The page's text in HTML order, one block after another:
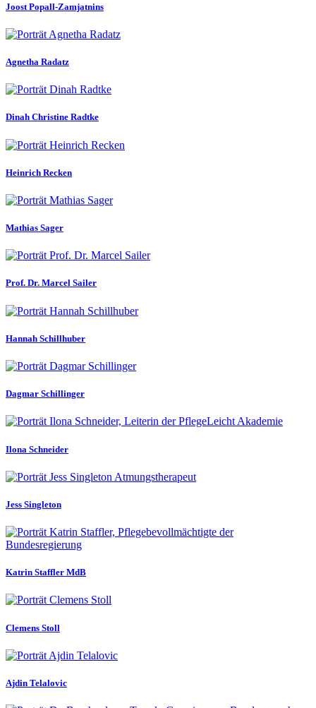
Joost Popall-Zamjatnins
Agnetha Radatz
Dinah Christine Radtke
Heinrich Recken
Mathias Sager
Prof. Dr. Marcel Sailer
Hannah Schillhuber
Dagmar Schillinger
Ilona Schneider
Jess Singleton
Katrin Staffler MdB
Clemens Stoll
Ajdin Telalovic